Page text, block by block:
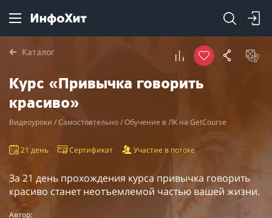
Каталог
Курс «Привычка говорить
красиво»
Видеоуроки / Самостоятельно / Обучение в ЛК на GetCourse
21 день Сертификат Участие в потоке
За 21 день прохождения курса привычка говорить
красиво станет неотъемлемой частью вашей жизни.
Автор: